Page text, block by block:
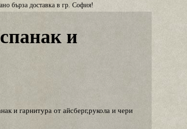
бърза доставка в гр. София!
и
и гарнитура от айсберг,рукола и чери